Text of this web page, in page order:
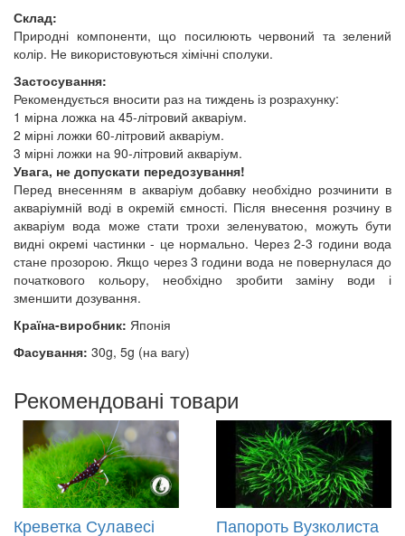
Склад:
Природні компоненти, що посилюють червоний та зелений
колір. Не використовуються хімічні сполуки.
Застосування:
Рекомендується вносити раз на тиждень із розрахунку:
1 мірна ложка на 45-літровий акваріум.
2 мірні ложки 60-літровий акваріум.
3 мірні ложки на 90-літровий акваріум.
Увага, не допускати передозування!
Перед внесенням в акваріум добавку необхідно розчинити в
акваріумній воді в окремій ємності. Після внесення розчину в
акваріум вода може стати трохи зеленуватою, можуть бути
видні окремі частинки - це нормально. Через 2-3 години вода
стане прозорою. Якщо через 3 години вода не повернулася до
початкового кольору, необхідно зробити заміну води і
зменшити дозування.
Країна-виробник: Японія
Фасування: 30g, 5g (на вагу)
Рекомендовані товари
Креветка Сулавесі Папороть Вузколиста